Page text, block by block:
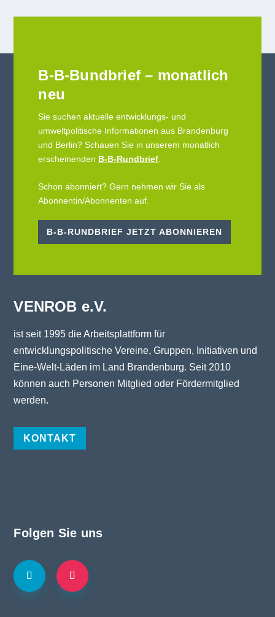
B-B-Bundbrief – monatlich
neu
Sie suchen aktuelle entwicklungs- und
umweltpolitische Informationen aus Brandenburg
und Berlin? Schauen Sie in unserem monatlich
erscheinenden B-B-Rundbrief
Schon abonniert? Gern nehmen wir Sie als
Abonnentin/Abonnenten auf.
B-B-RUNDBRIEF JETZT ABONNIEREN
VENROB e.V.
ist seit 1995 die Arbeitsplattform für
entwicklungspolitische Vereine, Gruppen, Initiativen und
Eine-Welt-Läden im Land Brandenburg. Seit 2010
können auch Personen Mitglied oder Fördermitglied
werden.
KONTAKT
Folgen Sie uns